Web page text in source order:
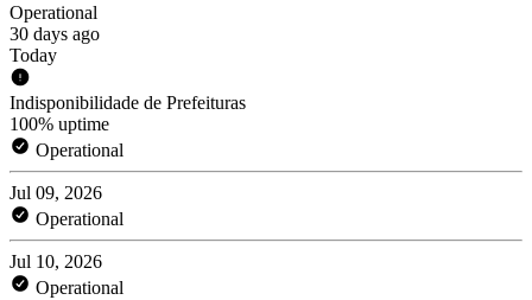
Operational
30 days ago
Today
Indisponibilidade de Prefeituras
100% uptime
Operational
Jul 09, 2026
Operational
Jul 10, 2026
Operational